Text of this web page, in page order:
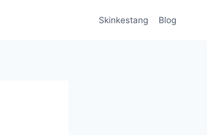
Skinkestang Blog